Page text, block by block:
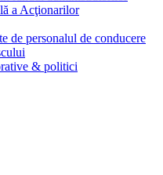
a Acţionarilor
de personalul de conducere
& politici